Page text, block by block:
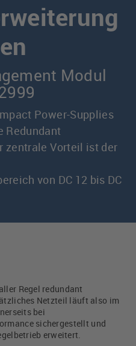
Modul
Power-Supplies
Redundant
zentrale Vorteil ist der
von DC 12 bis DC
Regel redundant
Netzteil läuft also im
bei
sichergestellt und
erweitert.